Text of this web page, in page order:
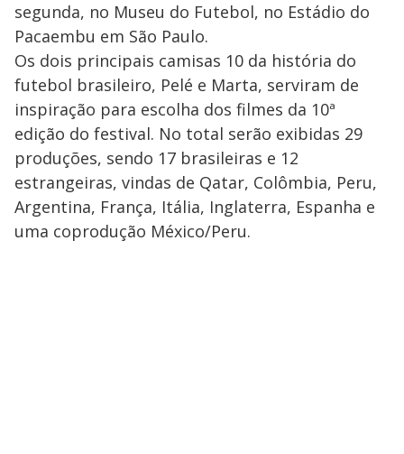
segunda, no Museu do Futebol, no Estádio do
Pacaembu em São Paulo.
Os dois principais camisas 10 da história do
futebol brasileiro, Pelé e Marta, serviram de
inspiração para escolha dos filmes da 10ª
edição do festival. No total serão exibidas 29
produções, sendo 17 brasileiras e 12
estrangeiras, vindas de Qatar, Colômbia, Peru,
Argentina, França, Itália, Inglaterra, Espanha e
uma coprodução México/Peru.